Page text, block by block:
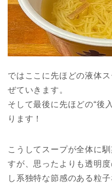
ではここに先ほどの液体
ぜていきます。
そして最後に先ほどの“後
ります！
こうしてスープが全体に
すが、思ったよりも透明
し系独特な節感のある粒